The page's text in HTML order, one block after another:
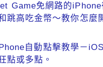
Game免網路的iPhone
跳高吃金幣～教你怎麼
自動點擊教學－
點或多點。